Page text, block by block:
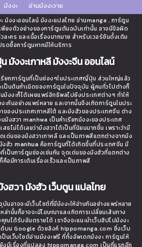
มังงะ อ่านมังงะวาย
มังงะออนไลน์ มังงะแปลไทย อ่านmanga , การ์ตูน
ยงตัวอย่างของการ์ตูนต้นฉบับเท่านั้น อาจมีข้อผิด
ะคร และเนื้อเรื่องมากมาย สำหรับเวอร์ชันดั้งเดิม
รดซื้อการ์ตูนหากมีให้บริการ
มังงะเกาหลี มังงะจีน ออนไลน์
ยกการ์ตูนที่เป็นช่องๆในประเทศญี่ปุ่น ส่วนใหญ่แล้ว
เป็นต้นกำเนิดของการ์ตูนในปัจจุบัน ผู้คนทั่วไปต่างก็
มังงะก็ได้เผยแพร่อิทธิพลไปยังประเทศต่างๆ ทำให้
ะกันอย่างแพร่หลาย และจากนั้นจึงเกิดการ์ตูนในประ
องประเทศเกาหลีใต้ และมังฮัวของประเทศจีน ต่าง
มังฮวา manhwa เป็นคำเรียกมังงะของประเทศ
สธไม่ได้เลยว่ามังฮวาได้เป็นที่นิยมมากขึ้น เพราะว่ามี
เด่นของมังฮวาเกาหลี และเป็นภาพสีแตกต่างจากมัง
งฮัว manhua คือการ์ตูนที่ได้เกิดขึ้นที่ประเทศจีน มี
เป็นการ์ตูนช่องเช่นกัน จุดเด่นของมังฮัวที่แตกต่าง
คือมีการเดินเรื่องเร็วและเป็นภาพสี
งฮวา มังฮัว เว็บตูน แปลไทย
บันอาจจะมีเว็บไซต์ที่มีมังงะให้อ่านกันอย่างแพร่หลาย
ล่านั้นก็อาจจะมีโฆษณาและเกิดการเปลี่ยนเส้นทาง
ณได้รับอันตรายได้ เราจึงจะแนะนำเว็บฮิปโปมังงะ
ด้บน Google ด้วยลิงค์ hippomanga.com ซึ่งเว็บ
นเว็บไซต์อ่านมังงะฟรี ที่ทั้งอัพเดทมังงะ การ์ตูนให้
งมีเรื่องที่แปลลง hippomanga.com เป็นที่แรกอีก